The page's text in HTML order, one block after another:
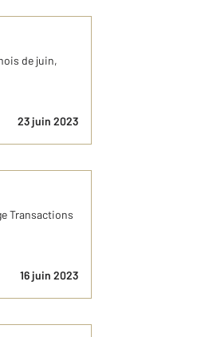
de juin,
23 juin 2023
Transactions
16 juin 2023